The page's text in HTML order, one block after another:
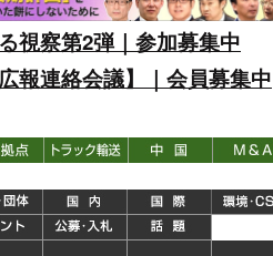
視察第2弾｜参加募集中
報連絡会議】｜会員募集中